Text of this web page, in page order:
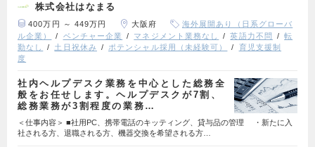
株式会社はなまる
400万円 ～ 449万円 大阪府
海外展開あり（日系グローバ
ル企業）
ベンチャー企業 マネジメント業務なし 英語力不問
転
勤なし
土日祝休み ポテンシャル採用（未経験可）
育児支援制
度
社内ヘルプデスク業務を中心とした総務全
般をお任せします。ヘルプデスクが7割、
総務業務が3割程度の業務…
＜仕事内容＞ ■社用PC、携帯電話のキッティング、貸与品の管理 ・新たに入
社される方、退職される方、機器交換を希望される方…